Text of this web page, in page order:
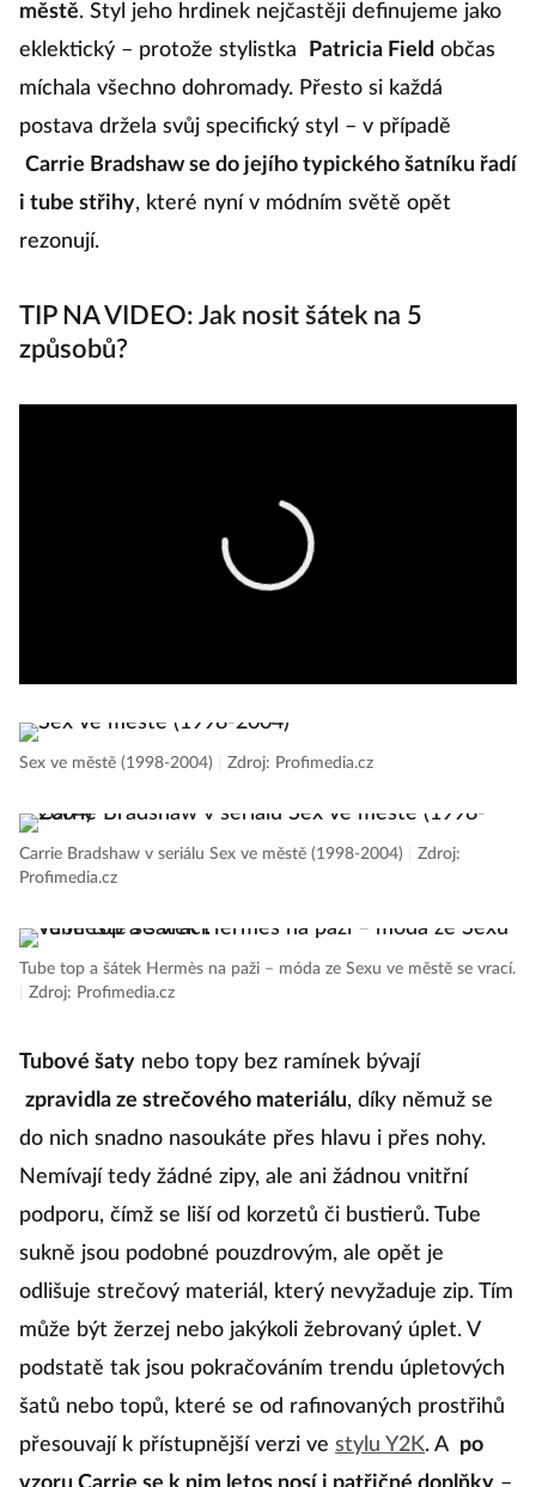
městě. Styl jeho hrdinek nejčastěji definujeme jako
eklektický – protože stylistka
Patricia Field občas
míchala všechno dohromady. Přesto si každá
postava držela svůj specifický styl – v případě
Carrie Bradshaw se do jejího typického šatníku řadí
i tube střihy, které nyní v módním světě opět
rezonují.
TIP NA VIDEO: Jak nosit šátek na 5
způsobů?
Sex ve městě (1998-2004) Zdroj: Profimedia.cz
Carrie Bradshaw v seriálu Sex ve městě (1998-2004)
Zdroj:
Profimedia.cz
Tube top a šátek Hermès na paži – móda ze Sexu ve městě se vrací.
Zdroj: Profimedia.cz
Tubové šaty nebo topy bez ramínek bývají
zpravidla ze strečového materiálu, díky němuž se
do nich snadno nasoukáte přes hlavu i přes nohy.
Nemívají tedy žádné zipy, ale ani žádnou vnitřní
podporu, čímž se liší od korzetů či bustierů. Tube
sukně jsou podobné pouzdrovým, ale opět je
odlišuje strečový materiál, který nevyžaduje zip. Tím
může být žerzej nebo jakýkoli žebrovaný úplet. V
podstatě tak jsou pokračováním trendu úpletových
šatů nebo topů, které se od rafinovaných prostřihů
přesouvají k přístupnější verzi ve stylu Y2K. A po